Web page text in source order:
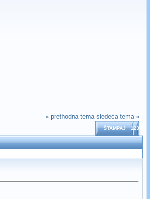
« prethodna tema sledeća tema »
ŠTAMPAJ 123